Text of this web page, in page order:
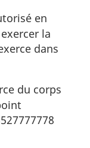
en
la
dans
du corps